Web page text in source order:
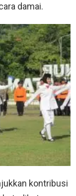
damai.
kontribusi